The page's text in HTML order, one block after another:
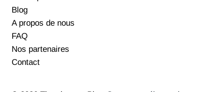
Blog
A propos de nous
FAQ
Nos partenaires
Contact